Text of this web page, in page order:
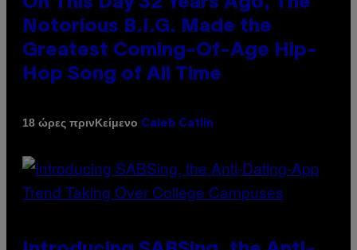
Notorious B.I.G. Made the
Greatest Coming-Of-Age Hip-
Hop Song of All Time
18 ώρες πρινΚείμενο Caleb Catlin